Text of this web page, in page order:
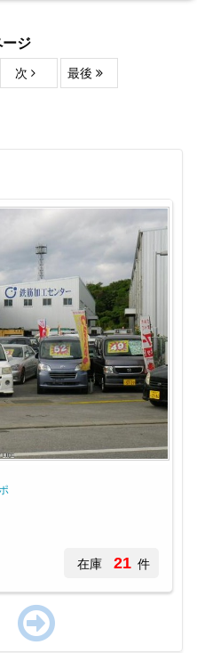
ージ
次 最後
在庫 21 件